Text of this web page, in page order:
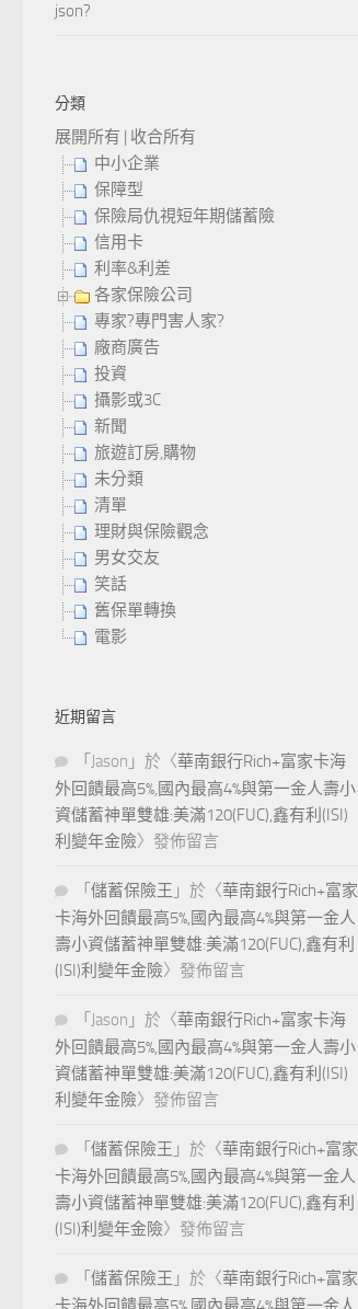
json?
分類
展開所有 | 收合所有
中小企業
保障型
保險局仇視短年期儲蓄險
信用卡
利率&利差
各家保險公司
專家?專門害人家?
廠商廣告
投資
攝影或3C
新聞
旅遊訂房,購物
未分類
清單
理財與保險觀念
男女交友
笑話
舊保單轉換
電影
近期留言
「 Jason 」於〈華南銀行Rich+富家卡海
外回饋最高5%,國內最高4%與第一金人壽小
資儲蓄神單雙雄:美滿120(FUC),鑫有利(ISI)
利變年金險〉發佈留言
「 儲蓄保險王 」於〈華南銀行Rich+富家
卡海外回饋最高5%,國內最高4%與第一金人
壽小資儲蓄神單雙雄:美滿120(FUC),鑫有利
(ISI)利變年金險〉發佈留言
「 Jason 」於〈華南銀行Rich+富家卡海
外回饋最高5%,國內最高4%與第一金人壽小
資儲蓄神單雙雄:美滿120(FUC),鑫有利(ISI)
利變年金險〉發佈留言
「 儲蓄保險王 」於〈華南銀行Rich+富家
卡海外回饋最高5%,國內最高4%與第一金人
壽小資儲蓄神單雙雄:美滿120(FUC),鑫有利
(ISI)利變年金險〉發佈留言
「 儲蓄保險王 」於〈華南銀行Rich+富家